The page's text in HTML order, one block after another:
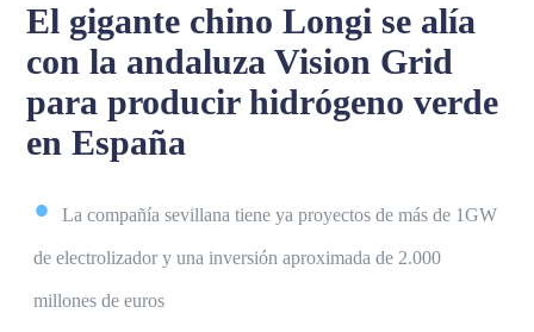
El gigante chino Longi se alía
con la andaluza Vision Grid
para producir hidrógeno verde
en España
La compañía sevillana tiene ya proyectos de más de 1GW
de electrolizador y una inversión aproximada de 2.000
millones de euros